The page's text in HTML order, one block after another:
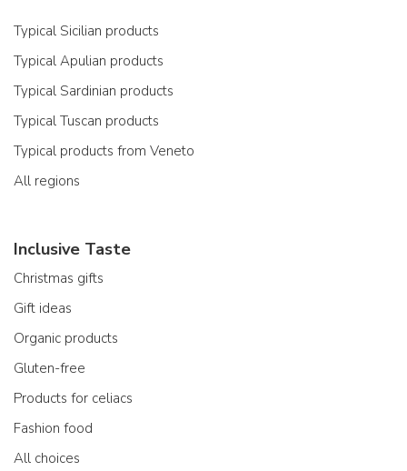
Typical Sicilian products
Typical Apulian products
Typical Sardinian products
Typical Tuscan products
Typical products from Veneto
All regions
Inclusive Taste
Christmas gifts
Gift ideas
Organic products
Gluten-free
Products for celiacs
Fashion food
All choices